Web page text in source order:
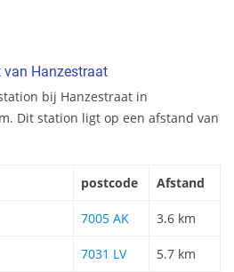
Hanzestraat
bij Hanzestraat in
Dit station ligt op een afstand van
postcode Afstand
7005 AK 3.6 km
7031 LV 5.7 km